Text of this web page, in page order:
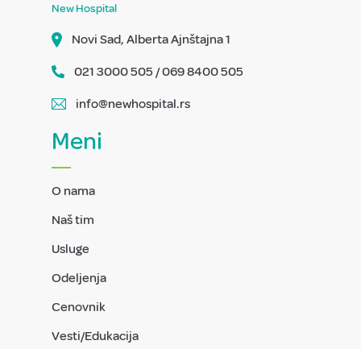
New Hospital
Novi Sad, Alberta Ajnštajna 1
021 3000 505 / 069 8400 505
info@newhospital.rs
Meni
O nama
Naš tim
Usluge
Odeljenja
Cenovnik
Vesti/Edukacija